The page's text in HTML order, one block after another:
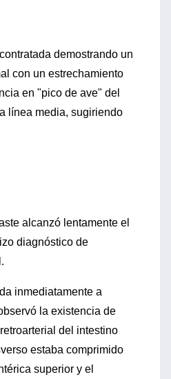
demostrando un
con un estrechamiento
en "pico de ave" del
línea media, sugiriendo
alcanzó lentamente el
diagnóstico de
inmediatamente a
la existencia de
del intestino
estaba comprimido
superior y el